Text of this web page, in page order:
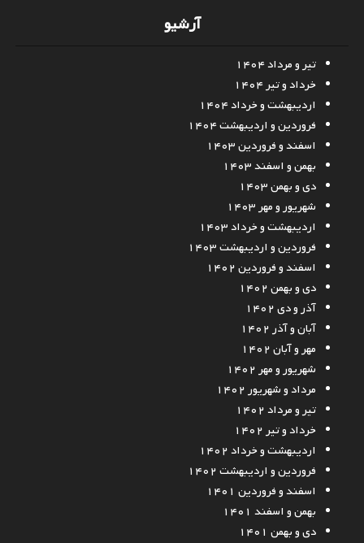
آرشیو
تیر و مرداد ۱۴۰۴
خرداد و تیر ۱۴۰۴
اردیبهشت و خرداد ۱۴۰۴
فروردین و اردیبهشت ۱۴۰۴
اسفند و فروردین ۱۴۰۳
بهمن و اسفند ۱۴۰۳
دی و بهمن ۱۴۰۳
شهریور و مهر ۱۴۰۳
اردیبهشت و خرداد ۱۴۰۳
فروردین و اردیبهشت ۱۴۰۳
اسفند و فروردین ۱۴۰۲
دی و بهمن ۱۴۰۲
آذر و دی ۱۴۰۲
آبان و آذر ۱۴۰۲
مهر و آبان ۱۴۰۲
شهریور و مهر ۱۴۰۲
مرداد و شهریور ۱۴۰۲
تیر و مرداد ۱۴۰۲
خرداد و تیر ۱۴۰۲
اردیبهشت و خرداد ۱۴۰۲
فروردین و اردیبهشت ۱۴۰۲
اسفند و فروردین ۱۴۰۱
بهمن و اسفند ۱۴۰۱
دی و بهمن ۱۴۰۱